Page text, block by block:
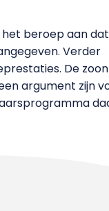
beroep aan
Verder
De
argument zijn